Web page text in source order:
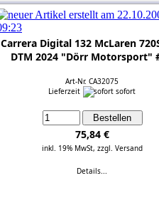
Carrera Digital 132 McLaren
DTM 2024 "Dörr Motorsport"
Art-Nr. CA32075
Lieferzeit
sofort
75,84 €
inkl. 19% MwSt, zzgl. Versand
Details...